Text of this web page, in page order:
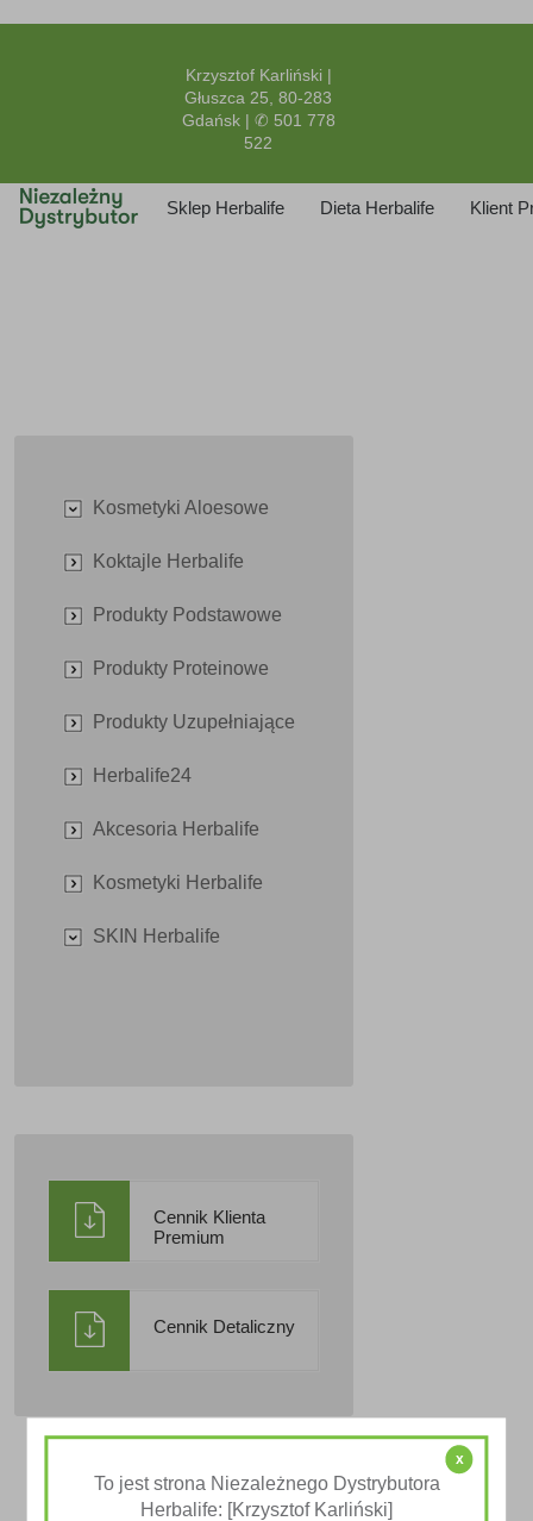
Krzysztof Karliński |
Głuszca 25, 80-283
Gdańsk | ✆ 501 778
522
Sklep Herbalife Dieta Herbalife Klient
Kosmetyki Aloesowe
Koktajle Herbalife
Produkty Podstawowe
Produkty Proteinowe
Produkty Uzupełniające
Herbalife24
Akcesoria Herbalife
Kosmetyki Herbalife
SKIN Herbalife
Cennik Klienta
Premium
Cennik Detaliczny
x
To jest strona Niezależnego Dystrybutora
Herbalife: [Krzysztof Karliński]